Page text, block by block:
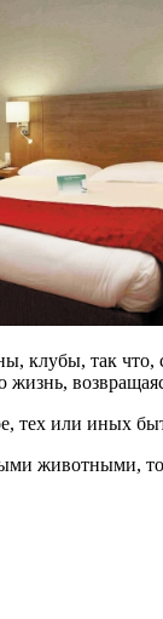
клубы, так
жизнь,
тех или иных
животными, то